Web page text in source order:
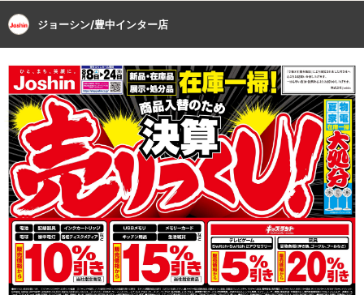
ジョーシン/豊中インター店